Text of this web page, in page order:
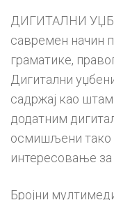
ДИГИТАЛНИ
савремен начин
граматике,
Дигитални
садржај као
додатним
осмишљени тако
интересовање
Бројни